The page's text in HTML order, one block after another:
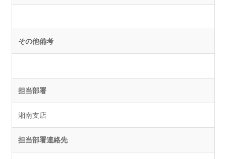
その他備考
担当部署
湘南支店
担当部署連絡先